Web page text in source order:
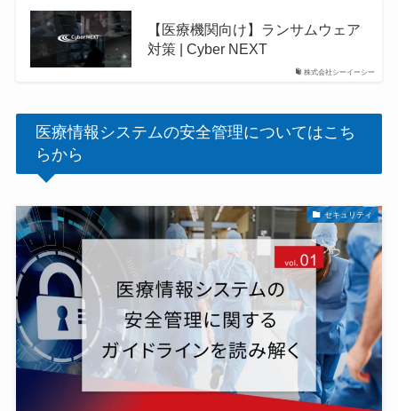
株式会社シーイーシー
【医療機関向け】ランサムウェア
対策 | Cyber NEXT
医療情報システムの安全管理についてはこち
らから
セキュリティ